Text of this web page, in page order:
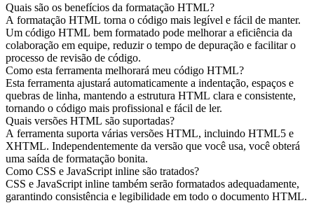
Quais são os benefícios da formatação HTML?
A formatação HTML torna o código mais legível e fácil de manter.
Um código HTML bem formatado pode melhorar a eficiência da
colaboração em equipe, reduzir o tempo de depuração e facilitar o
processo de revisão de código.
Como esta ferramenta melhorará meu código HTML?
Esta ferramenta ajustará automaticamente a indentação, espaços e
quebras de linha, mantendo a estrutura HTML clara e consistente,
tornando o código mais profissional e fácil de ler.
Quais versões HTML são suportadas?
A ferramenta suporta várias versões HTML, incluindo HTML5 e
XHTML. Independentemente da versão que você usa, você obterá
uma saída de formatação bonita.
Como CSS e JavaScript inline são tratados?
CSS e JavaScript inline também serão formatados adequadamente,
garantindo consistência e legibilidade em todo o documento HTML.